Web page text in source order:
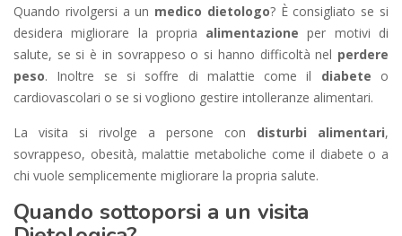
Quando rivolgersi a un medico dietologo? È consigliato se si
desidera migliorare la propria alimentazione per motivi di
salute, se si è in sovrappeso o si hanno difficoltà nel perdere
peso. Inoltre se si soffre di malattie come il diabete o
cardiovascolari o se si vogliono gestire intolleranze alimentari.
La visita si rivolge a persone con disturbi alimentari,
sovrappeso, obesità, malattie metaboliche come il diabete o a
chi vuole semplicemente migliorare la propria salute.
Quando sottoporsi a un visita